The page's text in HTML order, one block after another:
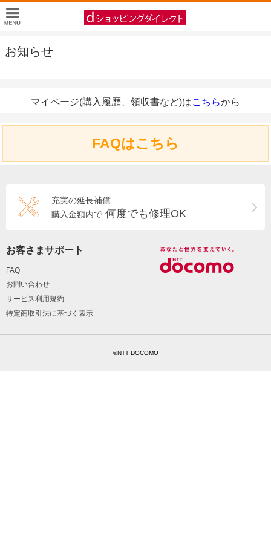
お知らせ
マイページ(購入履歴、領収書など)はこちらから
FAQはこちら
充実の延長補償
購入金額内で 何度でも修理OK
お客さまサポート
FAQ
お問い合わせ
サービス利用規約
特定商取引法に基づく表示
©NTT DOCOMO